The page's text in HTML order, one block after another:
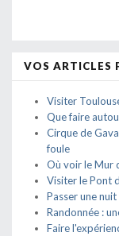
VOS ARTICLES
Visiter
Que faire
Cirque de
foule
Où voir le Mur
Visiter le Pont
Passer une
Randonnée :
Faire